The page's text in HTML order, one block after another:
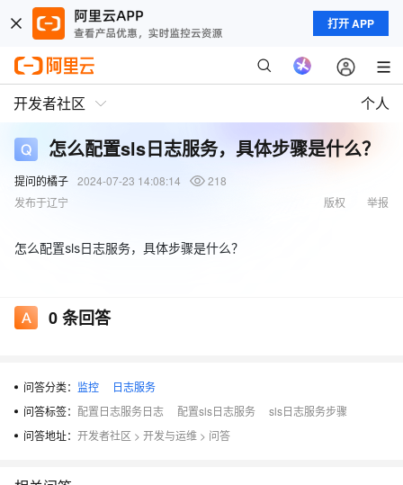
打开 APP
开发者社区 个人
怎么配置sls日志服务，具体步骤是什么？
提问的橘子 2024-07-23 14:08:14
218
发布于辽宁
举报
版权
怎么配置sls日志服务，具体步骤是什么？
0条回答
问答分类： 监控
日志服务
问答标签： 配置日志服务日志 配置sls日志服务
sls日志服务步骤
问答地址： 开发者社区 > 开发与运维 > 问答